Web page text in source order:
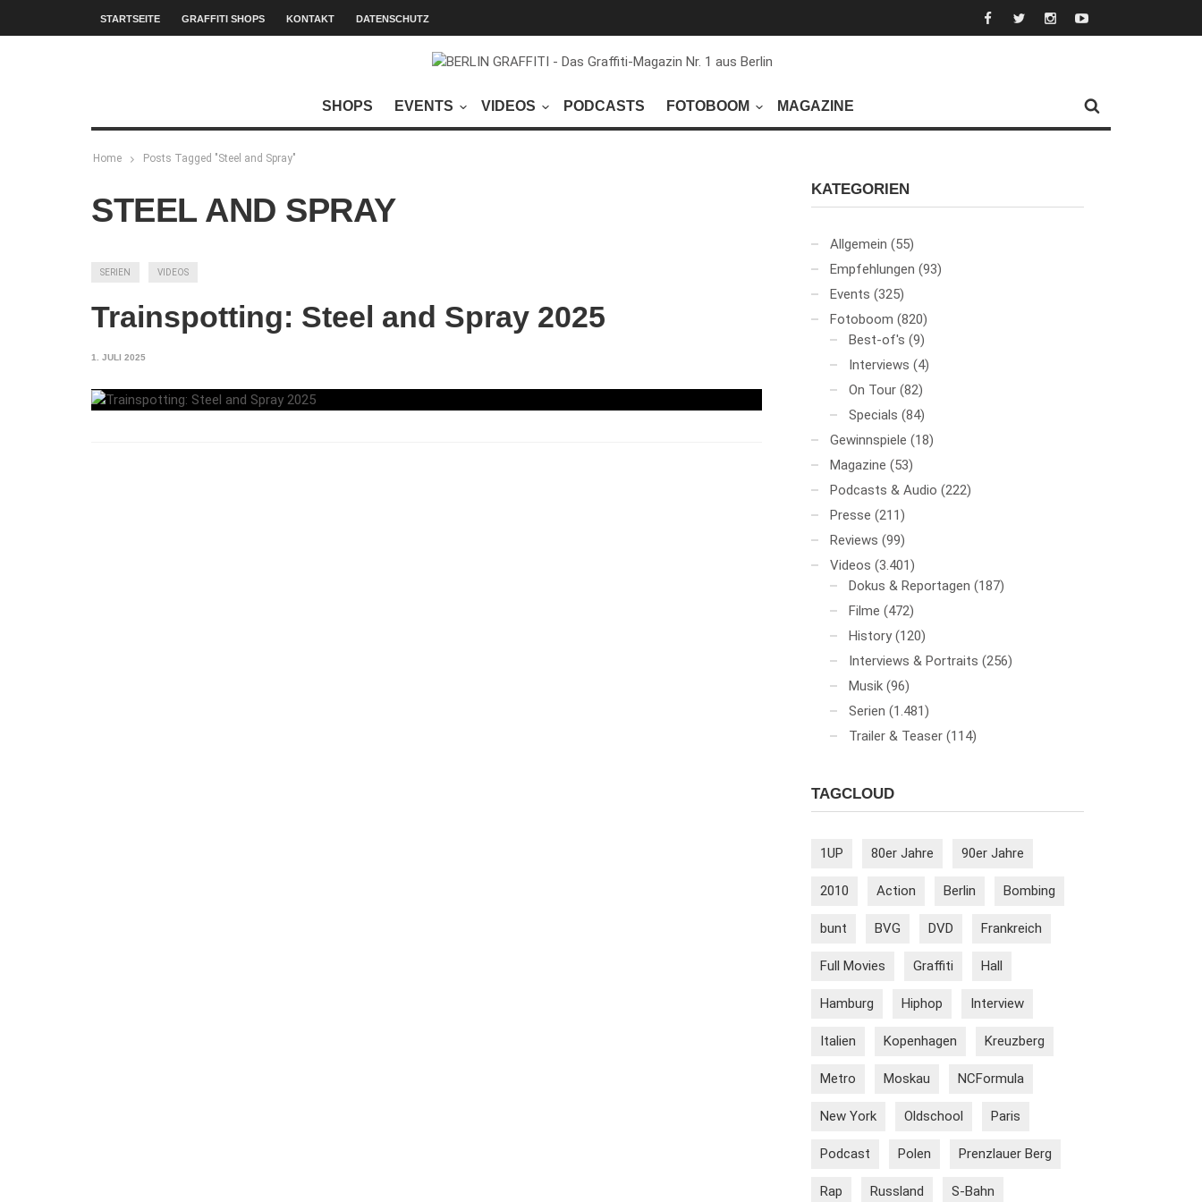
STARTSEITE GRAFFITI SHOPS KONTAKT DATENSCHUTZ
SHOPS EVENTS VIDEOS PODCASTS FOTOBOOM MAGAZINE
Home Posts Tagged "Steel and Spray"
STEEL AND SPRAY
SERIEN VIDEOS
Trainspotting: Steel and Spray 2025
1. JULI 2025
KATEGORIEN
Allgemein (55)
Empfehlungen (93)
Events (325)
Fotoboom (820)
Best-of's (9)
Interviews (4)
On Tour (82)
Specials (84)
Gewinnspiele (18)
Magazine (53)
Podcasts & Audio (222)
Presse (211)
Reviews (99)
Videos (3.401)
Dokus & Reportagen (187)
Filme (472)
History (120)
Interviews & Portraits (256)
Musik (96)
Serien (1.481)
Trailer & Teaser (114)
TAGCLOUD
1UP 80er Jahre 90er Jahre
2010 Action Berlin Bombing
bunt BVG DVD Frankreich
Full Movies Graffiti Hall
Hamburg Hiphop Interview
Italien Kopenhagen Kreuzberg
Metro Moskau NCFormula
New York Oldschool Paris
Podcast Polen Prenzlauer Berg
Rap Russland S-Bahn